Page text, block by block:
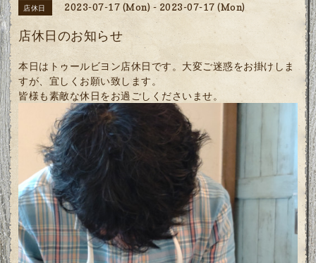
店休日 2023-07-17 (Mon) - 2023-07-17 (Mon)
店休日のお知らせ
本日はトゥールビヨン店休日です。大変ご迷惑をお掛けしま
すが、宜しくお願い致します。
皆様も素敵な休日をお過ごしくださいませ。